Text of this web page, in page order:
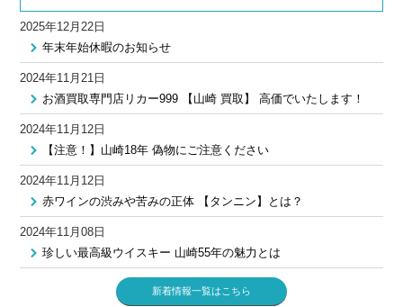
2025年12月22日
年末年始休暇のお知らせ
2024年11月21日
お酒買取専門店リカー999 【山崎 買取】 高価でいたします！
2024年11月12日
【注意！】山崎18年 偽物にご注意ください
2024年11月12日
赤ワインの渋みや苦みの正体 【タンニン】とは？
2024年11月08日
珍しい最高級ウイスキー 山崎55年の魅力とは
新着情報一覧はこちら